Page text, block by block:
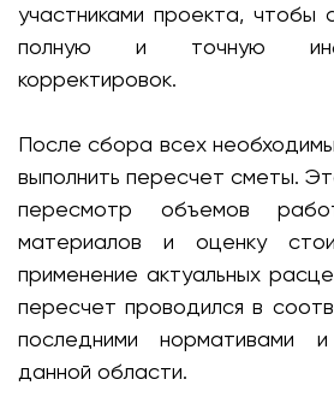
участниками проекта, чтобы
полную и точную
корректировок.
После сбора всех
выполнить пересчет сметы.
пересмотр объемов
материалов и оценку
применение актуальных
пересчет проводился в
последними нормативами
данной области.